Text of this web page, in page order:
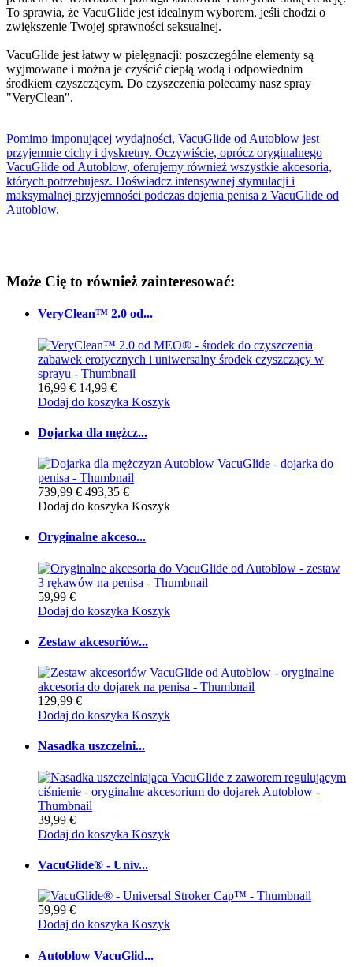
To sprawia, że VacuGlide jest idealnym wyborem, jeśli chodzi o
zwiększenie Twojej sprawności seksualnej.
VacuGlide jest łatwy w pielęgnacji: poszczególne elementy są
wyjmowane i można je czyścić ciepłą wodą i odpowiednim
środkiem czyszczącym. Do czyszczenia polecamy nasz spray
"VeryClean".
Pomimo imponującej wydajności, VacuGlide od Autoblow jest
przyjemnie cichy i dyskretny. Oczywiście, oprócz oryginalnego
VacuGlide od Autoblow, oferujemy również wszystkie akcesoria,
których potrzebujesz. Doświadcz intensywnej stymulacji i
maksymalnej przyjemności podczas dojenia penisa z VacuGlide od
Autoblow.
Może Cię to również zainteresować:
VeryClean™ 2.0 od...
16,99 € 14,99 €
Dodaj do koszyka Koszyk
Dojarka dla mężcz...
739,99 € 493,35 €
Dodaj do koszyka Koszyk
Oryginalne akceso...
59,99 €
Dodaj do koszyka Koszyk
Zestaw akcesoriów...
129,99 €
Dodaj do koszyka Koszyk
Nasadka uszczelni...
39,99 €
Dodaj do koszyka Koszyk
VacuGlide® - Univ...
59,99 €
Dodaj do koszyka Koszyk
Autoblow VacuGlid...